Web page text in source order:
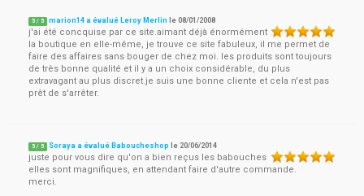
5 / 5 marion14 a évalué Leroy Merlin le08/01/2008
j'ai été concquise par ce site.aimant déjà énormément
la boutique en elle-même, je trouve ce site fabuleux, il me permet de
faire des affaires sans bouger de chez moi. les produits sont toujours
de très bonne qualité et il y a un choix considérable, du plus
extravagant au plus discret.je suis une bonne cliente et cela n'est pas
prêt de s'arrêter.
5 / 5 Soraya a évalué Baboucheshop le 20/06/2014
juste pour vous dire qu'on a bien reçus les babouches
elles sont magnifiques, en attendant faire d'autre commande.
merci.